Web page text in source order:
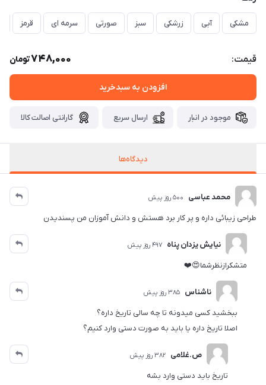
مشکی آبی زرشکی سبز صورتی سرمه ای قرمز
قیمت: 748,000تومان
افزودن به سبدخرید
موجود در انبار ارسال سریع گارانتی اصالت کالا
دیدگاه‌ها
محمد عباسی 500 روز پیش
طراحی زیبائی داره و پر کار برد هستش و دانش آموزان من پسندیدن
نیایش یزدان پناه 497 روز پیش
متشکرازنظرشما😍❤️
ناشناس 385 روز پیش
ببخشید کسی میدونه تا چه سالی تاریخ داره؟
اصلا تاریخ داره یا باید به صورت دستی وارد کنیم؟
ص.غلامی 382 روز پیش
تاریخ باید دستی وارد بشه